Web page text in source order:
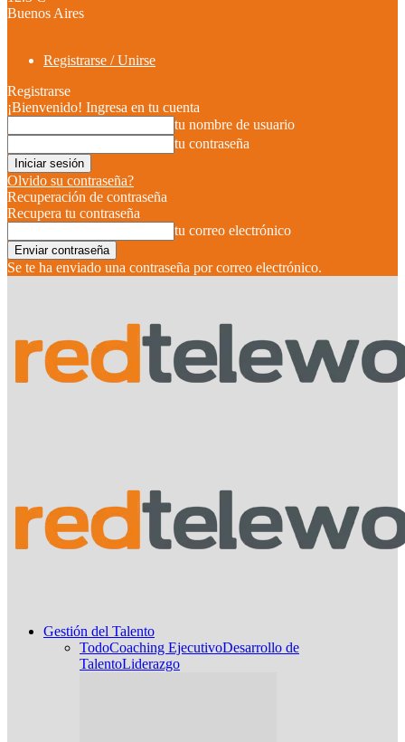
Buenos Aires
Registrarse / Unirse
Registrarse
¡Bienvenido! Ingresa en tu cuenta
tu nombre de usuario
tu contraseña
Olvido su contraseña?
Recuperación de contraseña
Recupera tu contraseña
tu correo electrónico
Se te ha enviado una contraseña por correo electrónico.
Gestión del Talento
TodoCoaching EjecutivoDesarrollo de
TalentoLiderazgo